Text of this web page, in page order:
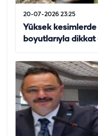
20-07-2026 23:25
Yüksek
boyutlarıyla